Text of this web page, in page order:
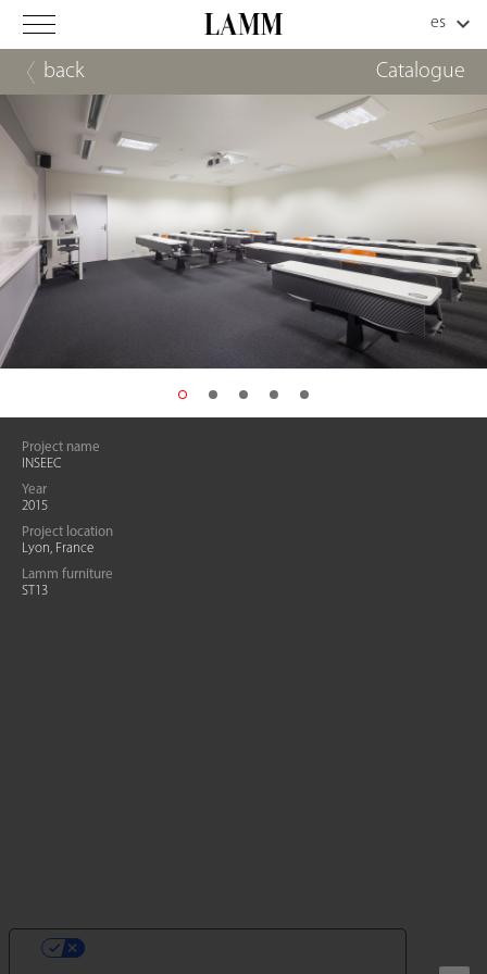
back Catalogue
Project name
INSEEC
Year
2015
Project location
Lyon, France
Lamm furniture
ST13
SUS OPCIONES DE PRIVACIDAD